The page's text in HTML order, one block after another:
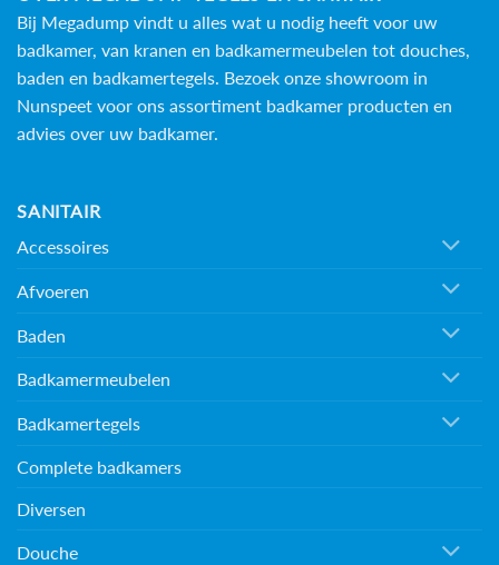
Bij Megadump vindt u alles wat u nodig heeft voor uw
badkamer, van kranen en badkamermeubelen tot douches,
baden en badkamertegels. Bezoek onze showroom in
Nunspeet voor ons assortiment badkamer producten en
advies over uw badkamer.
SANITAIR
Accessoires
Afvoeren
Baden
Badkamermeubelen
Badkamertegels
Complete badkamers
Diversen
Douche